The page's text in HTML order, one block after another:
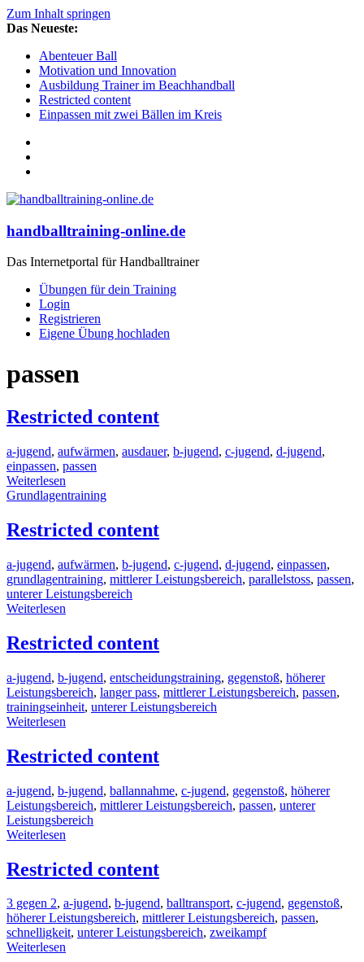
Zum Inhalt springen
Das Neueste:
Abenteuer Ball
Motivation und Innovation
Ausbildung Trainer im Beachhandball
Restricted content
Einpassen mit zwei Bällen im Kreis
handballtraining-online.de
Das Internetportal für Handballtrainer
Übungen für dein Training
Login
Registrieren
Eigene Übung hochladen
passen
Restricted content
a-jugend, aufwärmen, ausdauer, b-jugend, c-jugend, d-jugend,
einpassen, passen
Weiterlesen
Grundlagentraining
Restricted content
a-jugend, aufwärmen, b-jugend, c-jugend, d-jugend, einpassen,
grundlagentraining, mittlerer Leistungsbereich, parallelstoss, passen,
unterer Leistungsbereich
Weiterlesen
Restricted content
a-jugend, b-jugend, entscheidungstraining, gegenstoß, höherer
Leistungsbereich, langer pass, mittlerer Leistungsbereich, passen,
trainingseinheit, unterer Leistungsbereich
Weiterlesen
Restricted content
a-jugend, b-jugend, ballannahme, c-jugend, gegenstoß, höherer
Leistungsbereich, mittlerer Leistungsbereich, passen, unterer
Leistungsbereich
Weiterlesen
Restricted content
3 gegen 2, a-jugend, b-jugend, balltransport, c-jugend, gegenstoß,
höherer Leistungsbereich, mittlerer Leistungsbereich, passen,
schnelligkeit, unterer Leistungsbereich, zweikampf
Weiterlesen